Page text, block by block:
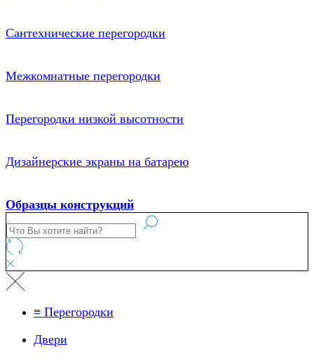
Сантехнические перегородки
Межкомнатные перегородки
Перегородки низкой высотности
Дизайнерские экраны на батарею
Образцы конструкций
≡ Перегородки
Двери